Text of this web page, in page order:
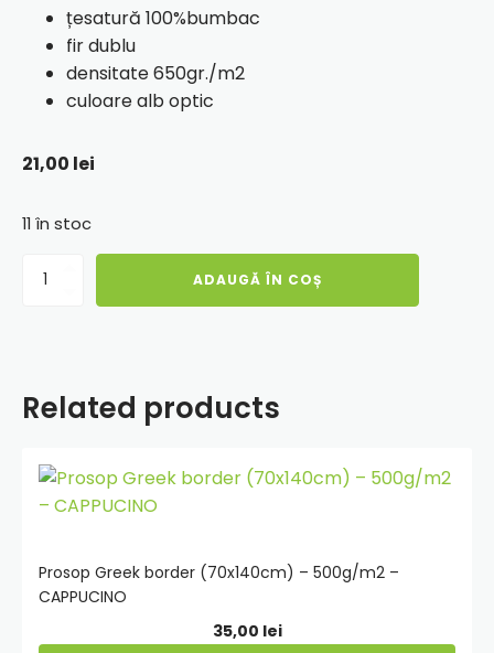
țesatură 100%bumbac
fir dublu
densitate 650gr./m2
culoare alb optic
21,00 lei
11 în stoc
Cantitate
ADAUGĂ ÎN COȘ
Related products
Prosop Greek border (70x140cm) – 500g/m2 –
CAPPUCINO
35,00 lei
Adauga